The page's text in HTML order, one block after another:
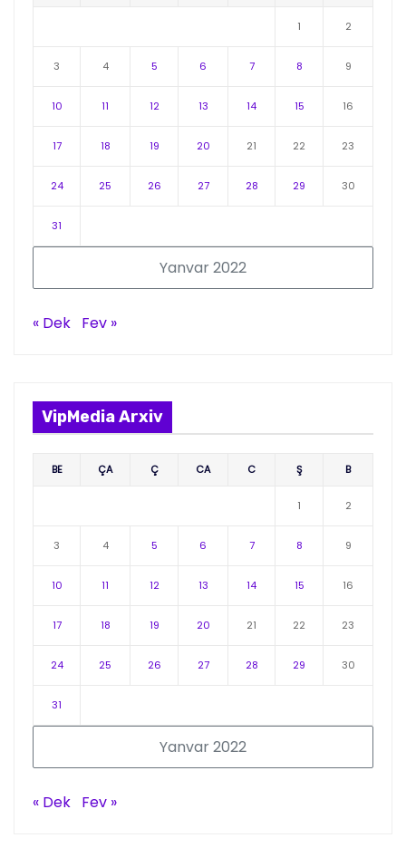
Yanvar 2022
1 2
3 4 5 6 7 8 9
10 11 12 13 14 15 16
17 18 19 20 21 22 23
24 25 26 27 28 29 30
31
« Dek Fev »
VipMedia Arxiv
Yanvar 2022
BE ÇA Ç CA C Ş B
1 2
3 4 5 6 7 8 9
10 11 12 13 14 15 16
17 18 19 20 21 22 23
24 25 26 27 28 29 30
31
« Dek Fev »